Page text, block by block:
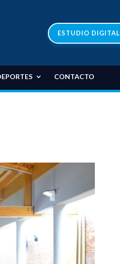
ESTUDIO DIGITAL
CONTACTO